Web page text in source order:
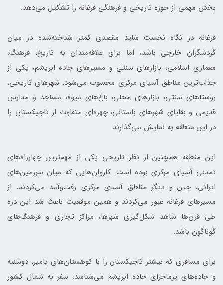
بخش مهمی از حوزه تاریخی و فرهنگی فرغانه را تشکیل می‌دهد.
فرغانه در نگاه نخست شاید مقصدی کمتر شناخته‌شده در میان
گردشگران خارجی باشد، اما برای علاقه‌مندان به تاریخ، فرهنگ،
معماری اسلامی، بازارهای سنتی و مسیرهای جاده ابریشم، یکی از
جذاب‌ترین مناطق آسیای مرکزی محسوب می‌شود. شهرهای تاریخی،
روستاهای سنتی، بازارهای محلی، باغ‌های میوه، مساجد و مدارس
قدیمی و بقایای شهرهای باستانی، چهره‌ای متفاوت از تاجیکستان را
در این منطقه به نمایش می‌گذارند.
این منطقه همچنین از نظر تاریخی یکی از مهم‌ترین چهارراه‌های
تمدنی آسیای مرکزی بوده است. کاروان‌هایی که میان سرزمین‌های
ایرانی، چین و دیگر مناطق آسیای مرکزی رفت‌وآمد می‌کردند، از
مسیرهای فرغانه عبور می‌کردند و همین موقعیت باعث شد این دره
طی قرن‌ها شاهد شکل‌گیری شهرها، مراکز تجاری و فرهنگ‌های
گوناگون باشد.
برای مسافری که بیشتر تاجیکستان را با کوهستان‌های پامیر، دوشنبه
و جاده‌های پرماجرای جاده ابریشم می‌شناسد، سفر به شمال کشور